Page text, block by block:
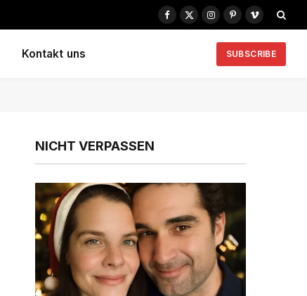
Facebook
X
Instagram
PinterestVimeo
Kontakt uns SUBSCRIBE
NICHT VERPASSEN